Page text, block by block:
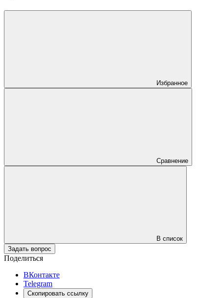
Избранное
Сравнение
В список
Задать вопрос
Поделиться
ВКонтакте
Telegram
Скопировать ссылку